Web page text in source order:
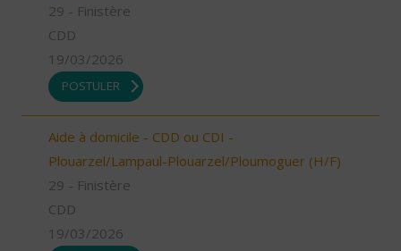
29 - Finistère
CDD
19/03/2026
POSTULER
Aide à domicile - CDD ou CDI -
Plouarzel/Lampaul-Plouarzel/Ploumoguer (H/F)
29 - Finistère
CDD
19/03/2026